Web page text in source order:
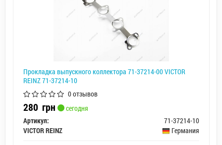
Прокладка выпускного коллектора 71-37214-00 VICTOR
REINZ 71-37214-10
0 отзывов
280 грн
сегодня
Артикул:
71-37214-10
VICTOR REINZ
Германия